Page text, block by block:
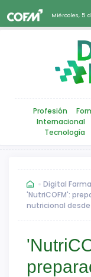
Miércoles, 5
Profesión
Internacional
Tecnología
Digital
'NutriCOFM':
nutricional